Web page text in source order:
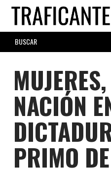
Skip
main
content
SEARCH
FORM
NACIÓN
PRIMO